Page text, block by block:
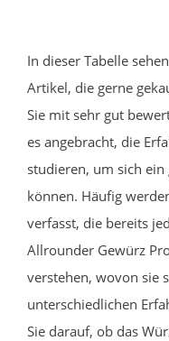
In dieser Tabelle
Artikel, die gerne
Sie mit sehr gut
es angebracht, die
studieren, um sich ein
können. Häufig
verfasst, die bereits
Allrounder Gewürz
verstehen, wovon sie
unterschiedlichen
Sie darauf, ob das